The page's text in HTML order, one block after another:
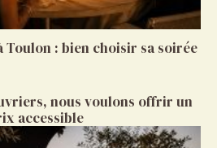
Toulon : bien choisir sa soirée
nous voulons offrir un
accessible